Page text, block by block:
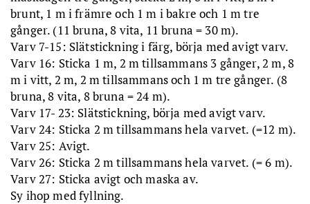
brunt, 1 m i främre och 1 m i bakre och 1 m tre
gånger. (11 bruna, 8 vita, 11 bruna = 30 m).
Varv 7-15: Slätstickning i färg, börja med avigt varv.
Varv 16: Sticka 1 m, 2 m tillsammans 3 gånger, 2 m, 8
m i vitt, 2 m, 2 m tillsammans och 1 m tre gånger. (8
bruna, 8 vita, 8 bruna = 24 m).
Varv 17- 23: Slätstickning, börja med avigt varv.
Varv 24: Sticka 2 m tillsammans hela varvet. (=12 m).
Varv 25: Avigt.
Varv 26: Sticka 2 m tillsammans hela varvet. (= 6 m).
Varv 27: Sticka avigt och maska av.
Sy ihop med fyllning.